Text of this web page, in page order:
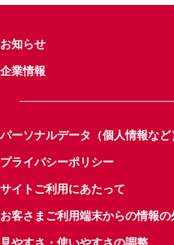
お知らせ
企業情報
パーソナルデータ（個人情報など
プライバシーポリシー
サイトご利用にあたって
お客さまご利用端末からの情報